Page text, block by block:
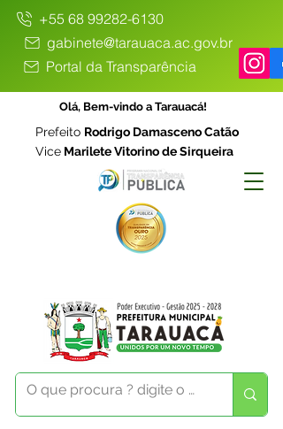
+55 68 99282-6130
gabinete@tarauaca.ac.gov.br
Portal da Transparência
Olá, Bem-vindo a Tarauacá!
Prefeito Rodrigo Damasceno Catão
Vice Marilete Vitorino de Sirqueira